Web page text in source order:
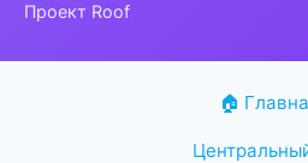
Проект Roof
🏠